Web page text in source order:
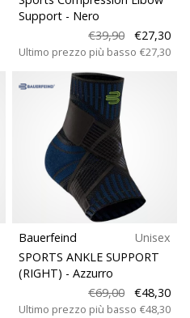
Support - Nero
€39,90
€27,30
Ultimo prezzo più basso €27,30
Bauerfeind
Unisex
SPORTS ANKLE SUPPORT
(RIGHT) - Azzurro
€69,00
€48,30
Ultimo prezzo più basso €48,30